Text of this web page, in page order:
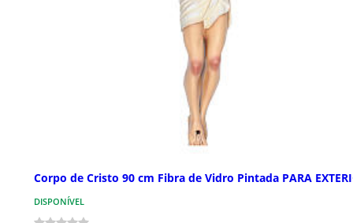
Corpo de Cristo 90 cm Fibra de Vidro Pintada PARA
DISPONÍVEL